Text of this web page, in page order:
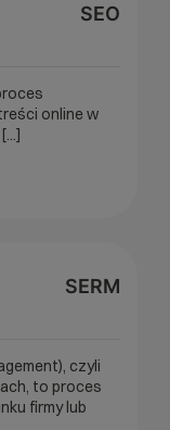
SEO
online w
SERM
czyli
to proces
firmy lub